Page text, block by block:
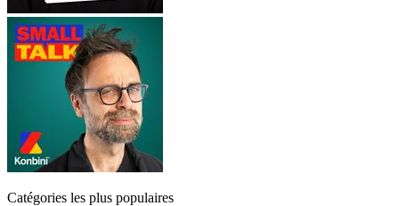
Catégories les plus populaires